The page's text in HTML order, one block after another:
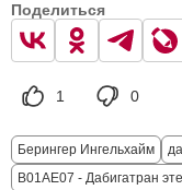
Поделиться
1 0
Берингер Ингельхайм
B01AE07 - Дабигатран